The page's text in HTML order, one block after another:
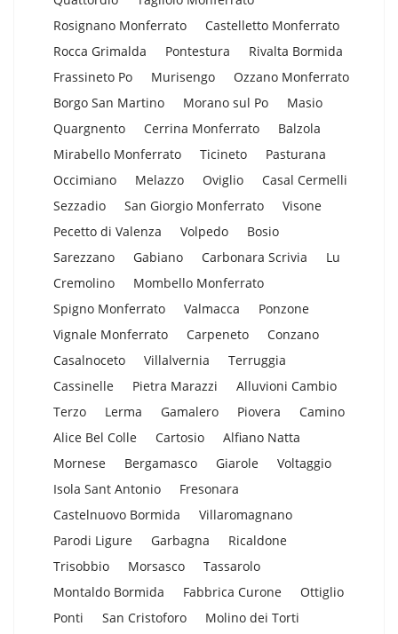
Rosignano Monferrato
Castelletto Monferrato
Rocca Grimalda
Pontestura
Rivalta Bormida
Frassineto Po
Murisengo
Ozzano Monferrato
Borgo San Martino
Morano sul Po
Masio
Quargnento
Cerrina Monferrato
Balzola
Mirabello Monferrato
Ticineto
Pasturana
Occimiano
Melazzo Oviglio
Casal Cermelli
Sezzadio
San Giorgio Monferrato
Visone
Pecetto di Valenza
Volpedo
Bosio
Sarezzano
Gabiano Carbonara Scrivia
Lu
Cremolino
Mombello Monferrato
Spigno Monferrato
Valmacca
Ponzone
Vignale Monferrato
Carpeneto
Conzano
Casalnoceto
Villalvernia
Terruggia
Cassinelle
Pietra Marazzi
Alluvioni Cambio
Terzo
Lerma Gamalero Piovera
Camino
Alice Bel Colle
Cartosio
Alfiano Natta
Mornese
Bergamasco Giarole
Voltaggio
Isola Sant Antonio
Fresonara
Castelnuovo Bormida
Villaromagnano
Parodi Ligure
Garbagna
Ricaldone
Trisobbio
Morsasco
Tassarolo
Montaldo Bormida
Fabbrica Curone
Ottiglio
Ponti
San Cristoforo
Molino dei Torti